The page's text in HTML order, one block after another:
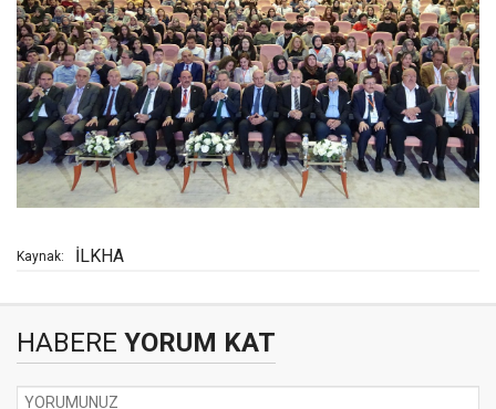
Kaynak: İLKHA
HABERE YORUM KAT